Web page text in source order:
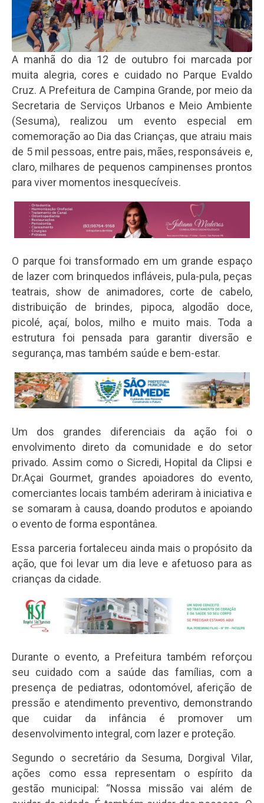
A manhã do dia 12 de outubro foi marcada por
muita alegria, cores e cuidado no Parque Evaldo
Cruz. A Prefeitura de Campina Grande, por meio da
Secretaria de Serviços Urbanos e Meio Ambiente
(Sesuma), realizou um evento especial em
comemoração ao Dia das Crianças, que atraiu mais
de 5 mil pessoas, entre pais, mães, responsáveis e,
claro, milhares de pequenos campinenses prontos
para viver momentos inesquecíveis.
O parque foi transformado em um grande espaço
de lazer com brinquedos infláveis, pula-pula, peças
teatrais, show de animadores, corte de cabelo,
distribuição de brindes, pipoca, algodão doce,
picolé, açaí, bolos, milho e muito mais. Toda a
estrutura foi pensada para garantir diversão e
segurança, mas também saúde e bem-estar.
Um dos grandes diferenciais da ação foi o
envolvimento direto da comunidade e do setor
privado. Assim como o Sicredi, Hopital da Clipsi e
Dr.Açai Gourmet, grandes apoiadores do evento,
comerciantes locais também aderiram à iniciativa e
se somaram à causa, doando produtos e apoiando
o evento de forma espontânea.
Essa parceria fortaleceu ainda mais o propósito da
ação, que foi levar um dia leve e afetuoso para as
crianças da cidade.
Durante o evento, a Prefeitura também reforçou
seu cuidado com a saúde das famílias, com a
presença de pediatras, odontomóvel, aferição de
pressão e atendimento preventivo, demonstrando
que cuidar da infância é promover um
desenvolvimento integral, com lazer e proteção.
Segundo o secretário da Sesuma, Dorgival Vilar,
ações como essa representam o espírito da
gestão municipal: “Nossa missão vai além de